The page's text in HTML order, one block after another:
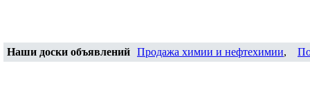
Наши доски объявлений Продажа химии и нефтехимии,